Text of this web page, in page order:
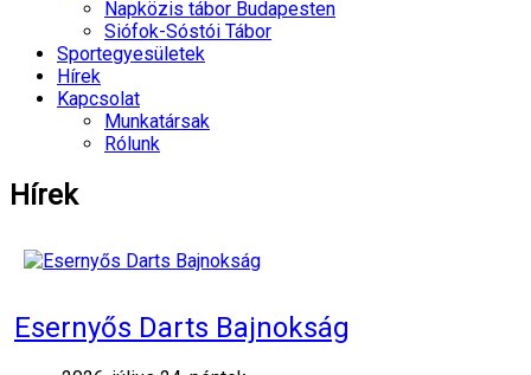
Napközis tábor Budapesten
Siófok-Sóstói Tábor
Sportegyesületek
Hírek
Kapcsolat
Munkatársak
Rólunk
Hírek
Esernyős Darts Bajnokság